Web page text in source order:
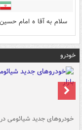
سلام به آقا ه امام
خودرو
خودروهای جدید شیائومی در